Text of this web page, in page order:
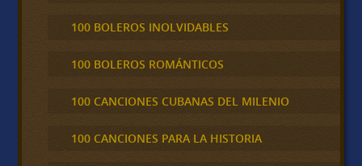
100 BOLEROS INOLVIDABLES
100 BOLEROS ROMÁNTICOS
100 CANCIONES CUBANAS DEL MILENIO
100 CANCIONES PARA LA HISTORIA